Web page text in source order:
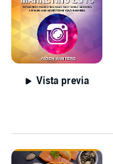
Vista previa